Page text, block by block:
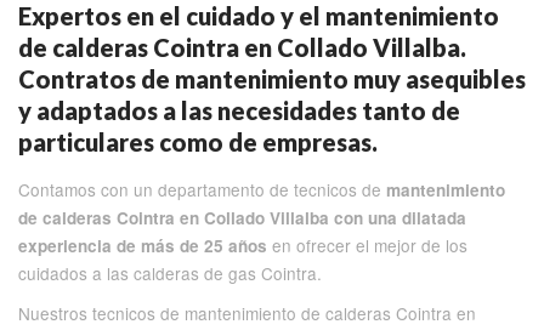
Expertos en el cuidado y el mantenimiento
de calderas Cointra en Collado Villalba.
Contratos de mantenimiento muy asequibles
y adaptados a las necesidades tanto de
particulares como de empresas.
Contamos con un departamento de tecnicos de mantenimiento
de calderas Cointra en Collado Villalba con una dilatada
experiencia de más de 25 años en ofrecer el mejor de los
cuidados a las calderas de gas Cointra.
Nuestros tecnicos de mantenimiento de calderas Cointra en